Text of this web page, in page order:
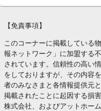
【免責事項】
このコーナーに掲載している
報ネットワーク」に加盟する
されています。信頼性の高い
をしておりますが、その内容
者のみなさまと各情報提供元
掲載されたことに起因する損
株式会社、およびアットホー